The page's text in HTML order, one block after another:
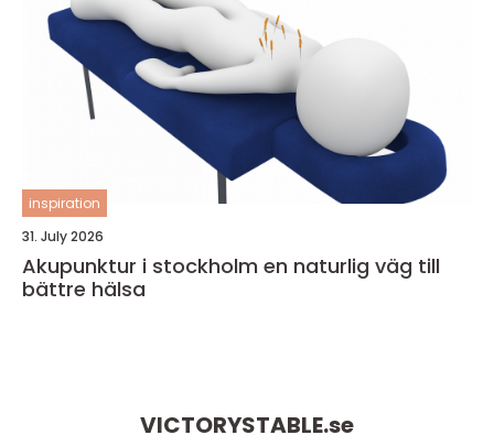
inspiration
31. July 2026
Akupunktur i stockholm en naturlig väg till
bättre hälsa
VICTORYSTABLE.se